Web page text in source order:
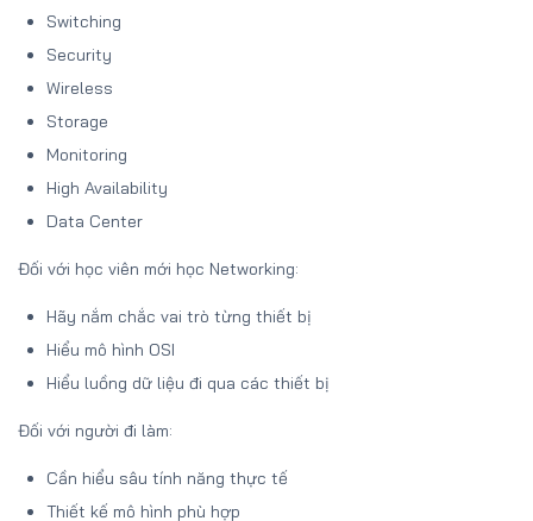
Switching
Security
Wireless
Storage
Monitoring
High Availability
Data Center
Đối với học viên mới học Networking:
Hãy nắm chắc vai trò từng thiết bị
Hiểu mô hình OSI
Hiểu luồng dữ liệu đi qua các thiết bị
Đối với người đi làm:
Cần hiểu sâu tính năng thực tế
Thiết kế mô hình phù hợp